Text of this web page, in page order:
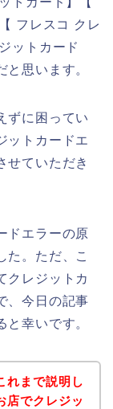
フレスコ クレ
ットカード
思います。
ずに困ってい
ットカードエ
せていただき
ドエラーの原
た。ただ、こ
クレジットカ
、今日の記事
幸いです。
れまで説明し
店でクレジッ